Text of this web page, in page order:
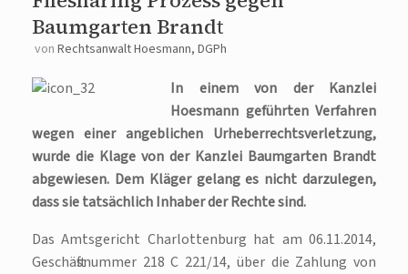
Baumgarten Brandt
von Rechtsanwalt Hoesmann, DGPh
In einem von der Kanzlei
Hoesmann geführten Verfahren
wegen einer angeblichen Urheberrechtsverletzung,
wurde die Klage von der Kanzlei Baumgarten Brandt
abgewiesen. Dem Kläger gelang es nicht darzulegen,
dass sie tatsächlich Inhaber der Rechte sind.
Das Amtsgericht Charlottenburg hat am 06.11.2014,
Geschäftsnummer 218 C 221/14, über die Zahlung von